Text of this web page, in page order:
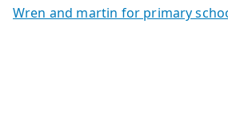
Wren and martin for primary